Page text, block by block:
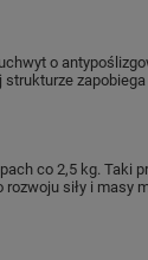
o
co 2,5 kg. Taki
siły i masy